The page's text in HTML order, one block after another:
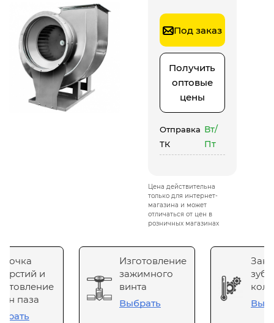
Под заказ
Получить
оптовые
цены
Отправка
ТК
Вт/
Пт
Цена действительна
только для интернет-
магазина и может
отличаться от цен в
розничных магазинах
и
паза
Изготовление
зажимного
винта
Выбрать